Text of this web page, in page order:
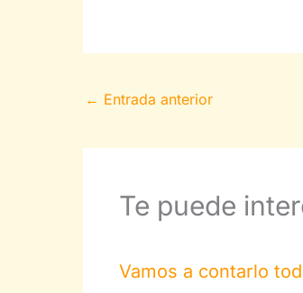
← Entrada anterior
Te puede
Vamos a contarlo